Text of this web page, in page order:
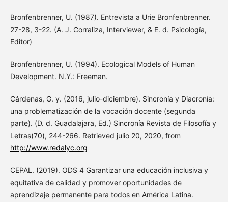
Bronfenbrenner, U. (1987). Entrevista a Urie Bronfenbrenner.
27-28, 3-22. (A. J. Corraliza, Interviewer, & E. d. Psicología,
Editor)
Bronfenbrenner, U. (1994). Ecological Models of Human
Development. N.Y.: Freeman.
Cárdenas, G. y. (2016, julio-diciembre). Sincronía y Diacronía:
una problematización de la vocación docente (segunda
parte). (D. d. Guadalajara, Ed.) Sincronía Revista de Filosofía y
Letras(70), 244-266. Retrieved julio 20, 2020, from
http://www.redalyc.org
CEPAL. (2019). ODS 4 Garantizar una educación inclusiva y
equitativa de calidad y promover oportunidades de
aprendizaje permanente para todos en América Latina.